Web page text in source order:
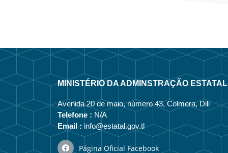
MINISTÉRIO DA ADMINSTRAÇÃO ESTATAL
Avenida 20 de maio, número 43, Colmera, Dili
Telefone : N/A
Email :info@estatal.gov.tl
Página Oficial Facebook